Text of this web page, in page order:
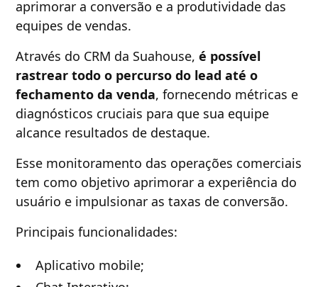
aprimorar a conversão e a produtividade das
equipes de vendas.
Através do CRM da Suahouse,é possível
rastrear todo o percurso do lead até o
fechamento da venda, fornecendo métricas e
diagnósticos cruciais para que sua equipe
alcance resultados de destaque.
Esse monitoramento das operações comerciais
tem como objetivo aprimorar a experiência do
usuário e impulsionar as taxas de conversão.
Principais funcionalidades:
Aplicativo mobile;